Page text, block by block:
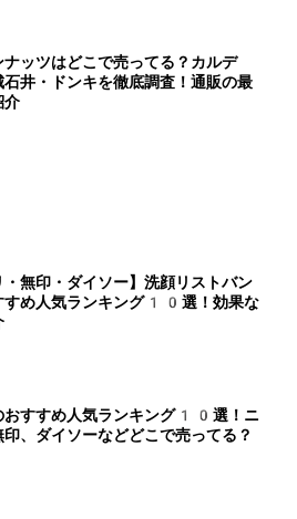
ナッツはどこで売ってる？カルデ
石井・ドンキを徹底調査！通販の最
介
・無印・ダイソー】洗顔リストバン
すめ人気ランキング10選！効果な
おすすめ人気ランキング10選！ニ
印、ダイソーなどどこで売ってる？